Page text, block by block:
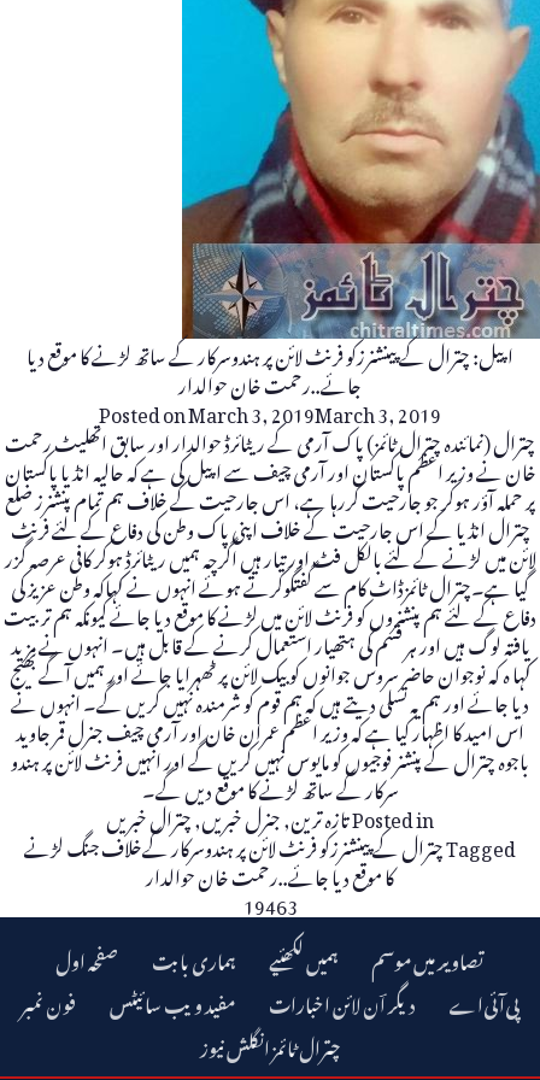
اپیل: چترال کے پینشنرزکو فرنٹ لائن پر ہندوسرکار کے ساتھ لڑنے کا موقع دیا
جائے..رحمت خان حوالدار
Posted onMarch 3, 2019March 3, 2019
چترال (نمائندہ چترال ٹائمز) پاک آرمی کے ریٹائرڈ حوالدار اور سابق اتھلیٹ رحمت
خان نے وزیر اعظم پاکستان اور آرمی چیف سے اپیل کی ہے کہ حالیہ انڈیا پاکستان
پر حملہ آؤر ہوکر جو جارحیت کررہا ہے، اس جارحیت کے خلاف ہم تمام پنشنرز ضلع
چترال انڈیا کے اس جارحیت کے خلاف اپنی پاک وطن کی دفاع کے لئے فرنٹ
لائن میں لڑنے کے لئے بالکل فٹ اور تیار ہیں اگرچہ ہمیں ریٹائرڈ ہوکر کافی عرصہ گزر
گیا ہے۔چترال ٹائمزڈاٹ کام سے گفتگوکرتے ہوئے انہوں نے کہاکہ وطن عزیز کی
دفاع کے لئے ہم پنشنروں کو فرنٹ لائن میں لڑنے کا موقع دیا جائے کیونکہ ہم تربیت
یافتہ لوگ ہیں اور ہر قسم کی ہتھیار استعمال کرنے کے قابل ہیں۔ انہوں نے مزید
کہا ہ کہ نوجوان حاضر سروس جوانوں کو بیک لائن پر ٹھہرایا جائے اور ہمیں آگے بھیج
دیا جائے اور ہم یہ تسلی دیتے ہیں کہ ہم قوم کو شرمندہ نہیں کریں گے۔ انہوں نے
اس امید کا اظہار کیا ہے کہ وزیر اعظم عمران خان اور آرمی چیف جنرل قمر جاوید
باجوہ چترال کے پنشنر فوجیوں کو مایوس نہیں کریں گے اور انہیں فرنٹ لائن پر ہندو
سرکار کے ساتھ لڑنے کا موقع دیں گے۔
Posted inتازہ ترین,جنرل خبریں,چترال خبریں
Taggedچترال کے پینشنرزکو فرنٹ لائن پر ہندوسرکار کےخلاف جنگ لڑنے
کا موقع دیا جائے..رحمت خان حوالدار
19463
صفحہ اول ہماری بابت ہمیں لکھئیے
تصاویر میں موسم
فون نمبر
مفید ویب سائیٹس دیگر اؔن لائن اخبارات
چترال ٹائمز انگلش نیوز